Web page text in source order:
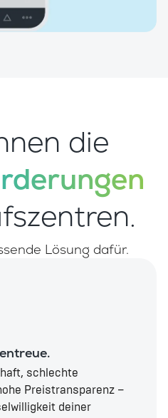
die
Lösung dafür.
schlechte
Preistransparenz –
deiner